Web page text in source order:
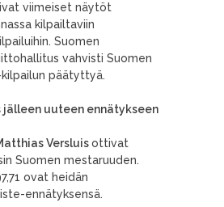
viimeiset näytöt
kilpailtaviin
Suomen
vahvisti Suomen
päätyttyä.
jälleen uuteen ennätykseen
Versluisottivat
Suomen mestaruuden.
ovat heidän
ennätyksensä.